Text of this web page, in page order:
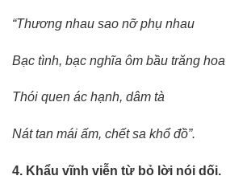
“Thương nhau sao nỡ phụ nhau
Bạc tình, bạc nghĩa ôm bầu trăng hoa
Thói quen ác hạnh, dâm tà
Nát tan mái ấm, chết sa khổ đồ”.
4. Khẩu vĩnh viễn từ bỏ lời nói dối.